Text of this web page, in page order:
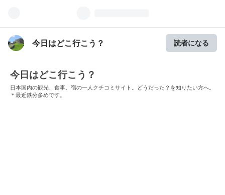
今日はどこ行こう？ 読者になる
今日はどこ行こう？
日本国内の観光、食事、宿の一人クチコミサイト。どうだった？を知りたい方へ。
＊最近鉄分多めです。